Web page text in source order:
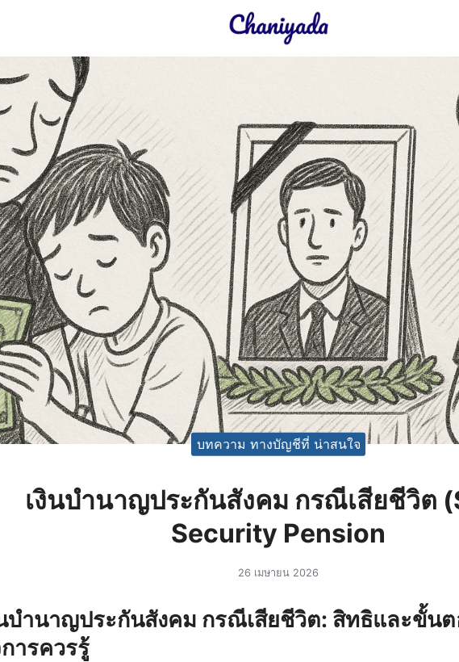
Search
for:
บทความ ทางบัญชีที่ น่าสนใจ
เงินบํานาญประกันสังคม กรณีเสียชีวิต
Security Pension
26 เมษายน 2026
บํานาญประกันสังคม กรณีเสียชีวิต: สิทธิและขั้นต
ารควรรู้